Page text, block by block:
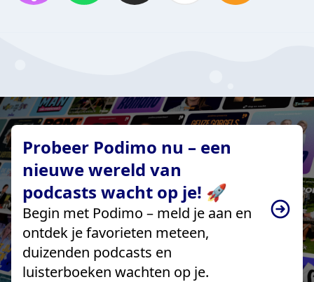
Probeer Podimo nu – een
nieuwe wereld van
podcasts wacht op je! 🚀
Begin met Podimo – meld je aan en
ontdek je favorieten meteen,
duizenden podcasts en
luisterboeken wachten op je.